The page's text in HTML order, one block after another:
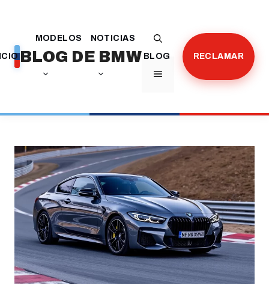
contenido
BLOG DE BMW
MENÚ
MODELOS
NOTICIAS
BLOG
RECLAMAR